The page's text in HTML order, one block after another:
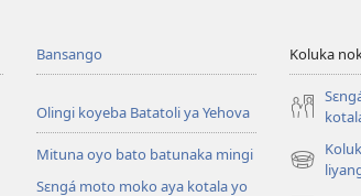
Bansango
Olingi koyeba Batatoli ya Yehova
Mituna oyo bato batunaka mingi
Sɛngá moto moko aya kotala yo
Koluka
(fungolá